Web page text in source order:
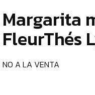
968849922
640271930
Margarita
FleurThés
NO A LA VENTA